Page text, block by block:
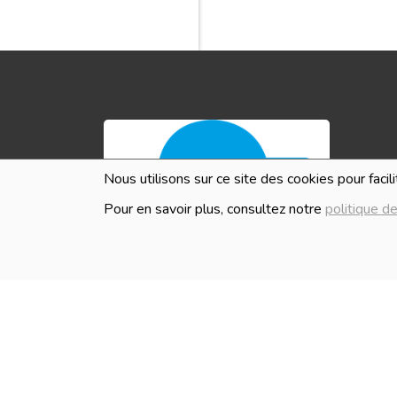
Nous utilisons sur ce site des cookies pour
Pour en savoir plus, consultez notre politiquedes